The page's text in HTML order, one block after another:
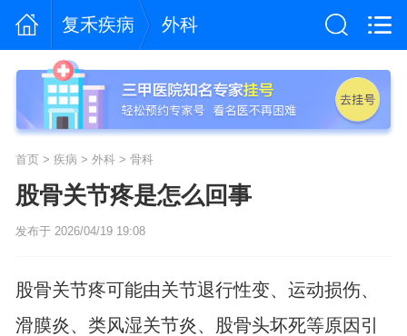
复禾疾病 外科
首页> 疾病 > 外科> 骨科
股骨关节疼是怎么回事
发布于 2026/04/19 19:08
股骨关节疼可能由关节退行性变、运动损伤、
滑膜炎、类风湿关节炎、股骨头坏死等原因引